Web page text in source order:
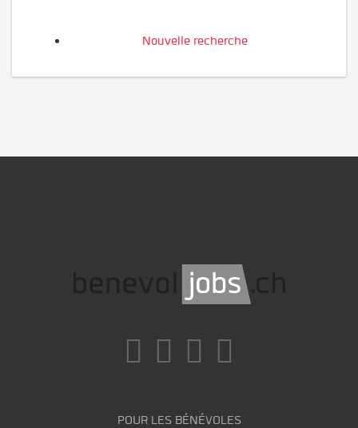
Nouvelle recherche
POUR LES BÉNÉVOLES